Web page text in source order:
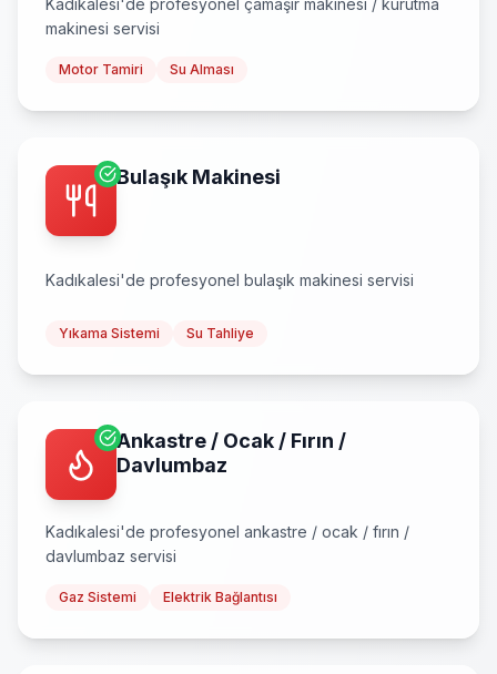
Kadıkalesi'de profesyonel çamaşır makinesi / kurutma
makinesi servisi
Motor Tamiri Su Alması
Bulaşık Makinesi
Kadıkalesi'de profesyonel bulaşık makinesi servisi
Yıkama Sistemi Su Tahliye
Ankastre / Ocak / Fırın /
Davlumbaz
Kadıkalesi'de profesyonel ankastre / ocak / fırın /
davlumbaz servisi
Gaz Sistemi Elektrik Bağlantısı